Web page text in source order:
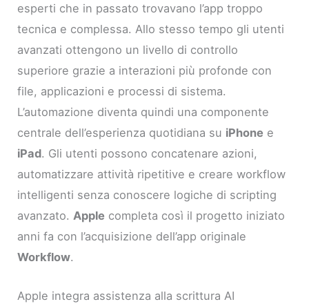
esperti che in passato trovavano l’app troppo
tecnica e complessa. Allo stesso tempo gli utenti
avanzati ottengono un livello di controllo
superiore grazie a interazioni più profonde con
file, applicazioni e processi di sistema.
L’automazione diventa quindi una componente
centrale dell’esperienza quotidiana su iPhone e
iPad. Gli utenti possono concatenare azioni,
automatizzare attività ripetitive e creare workflow
intelligenti senza conoscere logiche di scripting
avanzato.Apple completa così il progetto iniziato
anni fa con l’acquisizione dell’app originale
Workflow.
Apple integra assistenza alla scrittura AI